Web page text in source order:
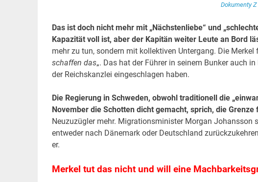
Dokumenty
Das ist doch nicht mehr mit „Nächstenliebe“ und
Kapazität voll ist, aber der Kapitän weiter Leute an Bord
mehr zu tun, sondern mit kollektiven Untergang. Die
schaffen das„. Das hat der Führer in seinem Bunker auch
der Reichskanzlei eingeschlagen haben.
Die Regierung in Schweden, obwohl traditionell die
November die Schotten dicht gemacht, sprich, die
Neuzuzügler mehr. Migrationsminister Morgan Johansson
entweder nach Dänemark oder Deutschland
er.
Merkel tut das nicht und will eine